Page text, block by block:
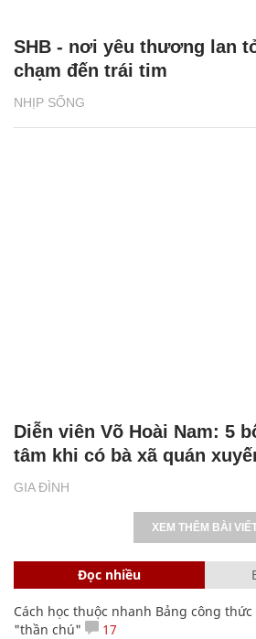
NHỊP SỐNG
SHB - nơi yêu thương lan
chạm đến trái tim
GIA ĐÌNH
Diễn viên Võ Hoài Nam: 5
tâm khi có bà xã quán
XEM THÊM BÀI
Đọc nhiều
Cách học thuộc nhanh Bảng công
"thần chú"
17